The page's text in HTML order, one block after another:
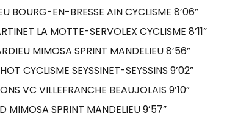
BOURG-EN-BRESSE AIN CYCLISME 8’06”
LA MOTTE-SERVOLEX CYCLISME 8’11”
MIMOSA SPRINT MANDELIEU 8’56”
CYCLISME SEYSSINET-SEYSSINS 9’02”
VC VILLEFRANCHE BEAUJOLAIS 9’10”
MIMOSA SPRINT MANDELIEU 9’57”